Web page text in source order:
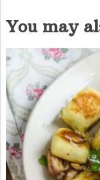
You may